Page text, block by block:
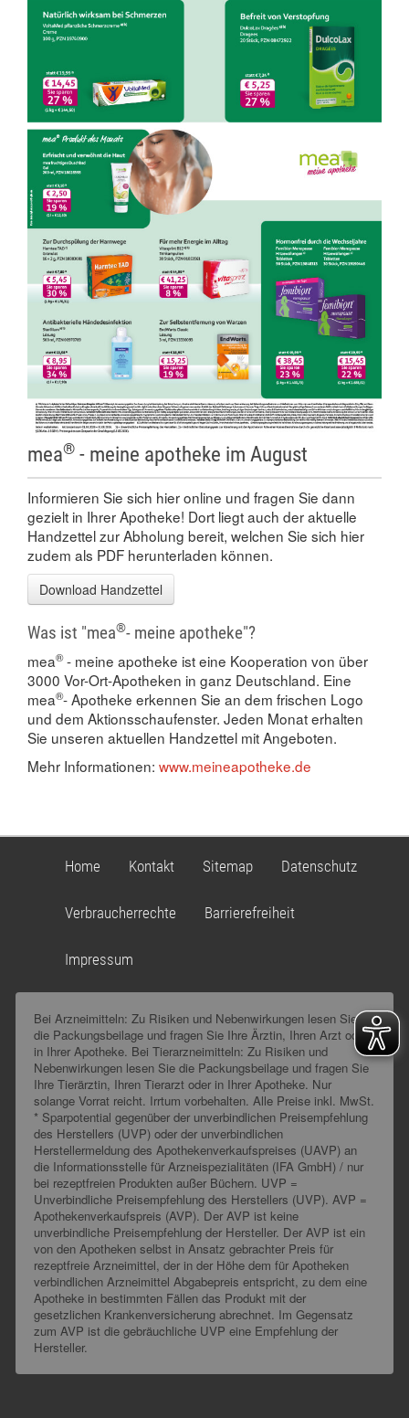
mea® - meine apotheke im August
Informieren Sie sich hier online und fragen Sie dann
gezielt in Ihrer Apotheke! Dort liegt auch der aktuelle
Handzettel zur Abholung bereit, welchen Sie sich hier
zudem als PDF herunterladen können.
Download Handzettel
Was ist "mea®- meine apotheke"?
mea®- meine apotheke ist eine Kooperation von über
3000 Vor-Ort-Apotheken in ganz Deutschland. Eine
mea®- Apotheke erkennen Sie an dem frischen Logo
und dem Aktionsschaufenster. Jeden Monat erhalten
Sie unseren aktuellen Handzettel mit Angeboten.
Mehr Informationen: www.meineapotheke.de
Home Kontakt Sitemap Datenschutz
Verbraucherrechte Barrierefreiheit
Impressum
Bei Arzneimitteln: Zu Risiken und Nebenwirkungen lesen Sie
die Packungsbeilage und fragen Sie Ihre Ärztin, Ihren Arzt oder
in Ihrer Apotheke. Bei Tierarzneimitteln: Zu Risiken und
Nebenwirkungen lesen Sie die Packungsbeilage und fragen Sie
Ihre Tierärztin, Ihren Tierarzt oder in Ihrer Apotheke. Nur
solange Vorrat reicht. Irrtum vorbehalten. Alle Preise inkl. MwSt.
* Sparpotential gegenüber der unverbindlichen Preisempfehlung
des Herstellers (UVP) oder der unverbindlichen
Herstellermeldung des Apothekenverkaufspreises (UAVP) an
die Informationsstelle für Arzneispezialitäten (IFA GmbH) / nur
bei rezeptfreien Produkten außer Büchern. UVP =
Unverbindliche Preisempfehlung des Herstellers (UVP). AVP =
Apothekenverkaufspreis (AVP). Der AVP ist keine
unverbindliche Preisempfehlung der Hersteller. Der AVP ist ein
von den Apotheken selbst in Ansatz gebrachter Preis für
rezeptfreie Arzneimittel, der in der Höhe dem für Apotheken
verbindlichen Arzneimittel Abgabepreis entspricht, zu dem eine
Apotheke in bestimmten Fällen das Produkt mit der
gesetzlichen Krankenversicherung abrechnet. Im Gegensatz
zum AVP ist die gebräuchliche UVP eine Empfehlung der
Hersteller.